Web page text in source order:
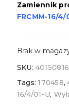
Zamiennik
FRCMM-16/4/
Brak w
SKU:
Tags:170458,
16/4/01-U,